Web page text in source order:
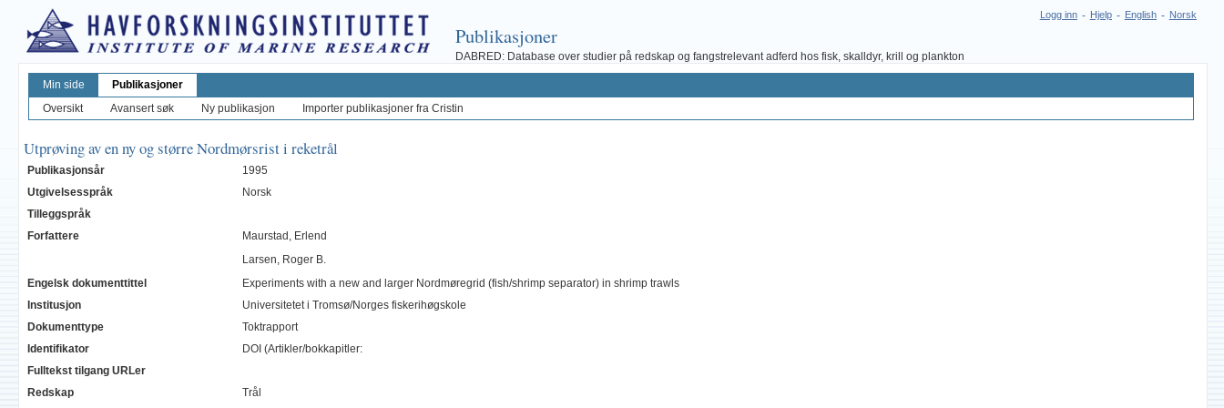
Norsk
-
English
-
Hjelp
-
Logg inn
Publikasjoner
DABRED: Database over studier på redskap og fangstrelevant adferd hos fisk, skalldyr, krill og plankton
Min side
Publikasjoner
Oversikt
Avansert søk Ny publikasjon Importer publikasjoner fra Cristin
Utprøving av en ny og større Nordmørsrist i reketrål
Publikasjonsår
1995
Utgivelsesspråk
Norsk
Tilleggspråk
Forfattere
Maurstad, Erlend
Larsen, Roger B.
Engelsk dokumenttittel
Experiments with a new and larger Nordmøregrid (fish/shrimp separator) in shrimp trawls
Institusjon
Universitetet i Tromsø/Norges fiskerihøgskole
Dokumenttype
Toktrapport
Identifikator
DOI (Artikler/bokkapitler:
Fulltekst tilgang URLer
Redskap
Trål